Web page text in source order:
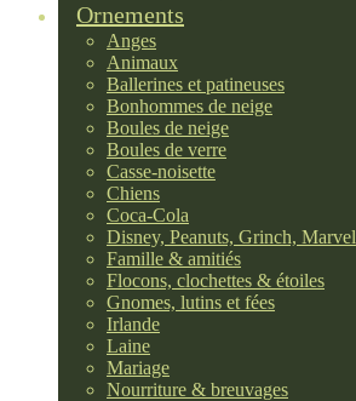
Ornements
Anges
Animaux
Ballerines et patineuses
Bonhommes de neige
Boules de neige
Boules de verre
Casse-noisette
Chiens
Coca-Cola
Disney, Peanuts, Grinch, Marvel
Famille & amitiés
Flocons, clochettes & étoiles
Gnomes, lutins et fées
Irlande
Laine
Mariage
Nourriture & breuvages